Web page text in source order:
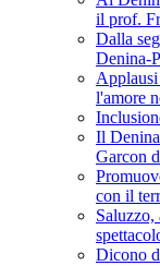
il prof.
Dalla
Denina-
l'amore
Il
Garcon
con il
Dicono